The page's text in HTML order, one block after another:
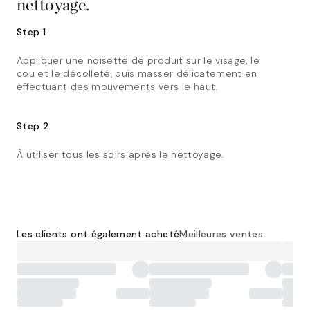
Step 1
Appliquer une noisette de produit sur le visage, le
cou et le décolleté, puis masser délicatement en
effectuant des mouvements vers le haut.
Step 2
À utiliser tous les soirs après le nettoyage.
Les clients ont également achetéMeilleures ventes